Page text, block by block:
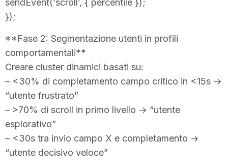
sendEvent(‘scroll’, { percentile });
});
**Fase 2: Segmentazione utenti in profili
comportamentali**
Creare cluster dinamici basati su:
– <30% di completamento campo critico in <15s →
“utente frustrato”
– >70% di scroll in primo livello → “utente
esplorativo”
– <30s tra invio campo X e completamento →
“utente decisivo veloce”